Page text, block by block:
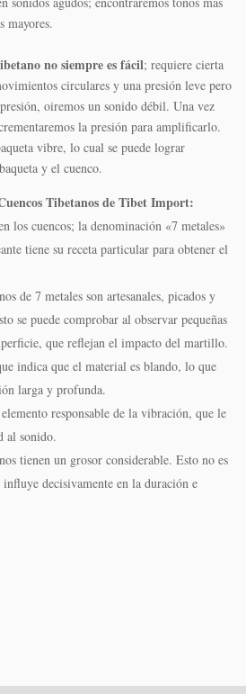
mayores.
no siempre es fácil; requiere cierta
circulares y una presión leve pero
oiremos un sonido débil. Una vez
la presión para amplificarlo.
vibre, lo cual se puede lograr
y el cuenco.
Tibetanos de Tibet Import:
los cuencos; la denominación «7 metales»
tiene su receta particular para obtener el
de 7 metales son artesanales, picados y
se puede comprobar al observar pequeñas
que reflejan el impacto del martillo.
indica que el material es blando, lo que
larga y profunda.
responsable de la vibración, que le
al sonido.
tienen un grosor considerable. Esto no es
decisivamente en la duración e